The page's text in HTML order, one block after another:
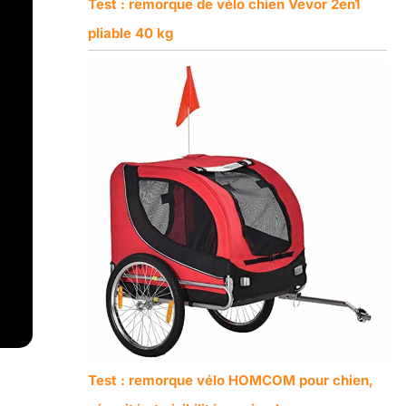
Test : remorque de vélo chien Vevor 2en1
pliable 40 kg
Test : remorque vélo HOMCOM pour chien,